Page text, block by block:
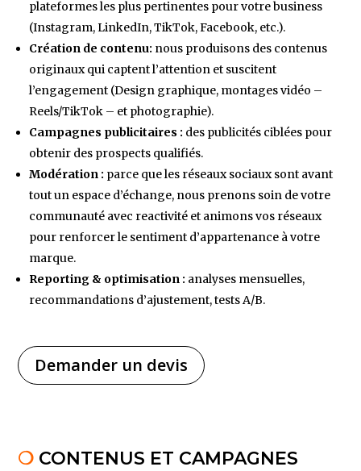
plateformes les plus pertinentes pour votre business
(Instagram, LinkedIn, TikTok, Facebook, etc.).
Création de contenu: nous produisons des contenus
originaux qui captent l’attention et suscitent
l’engagement (Design graphique, montages vidéo –
Reels/TikTok – et photographie).
Campagnes publicitaires : des publicités ciblées pour
obtenir des prospects qualifiés.
Modération : parce que les réseaux sociaux sont avant
tout un espace d’échange, nous prenons soin de votre
communauté avec reactivité et animons vos réseaux
pour renforcer le sentiment d’appartenance à votre
marque.
Reporting & optimisation : analyses mensuelles,
recommandations d’ajustement, tests A/B.
Demander un devis
❍ CONTENUS ET CAMPAGNES